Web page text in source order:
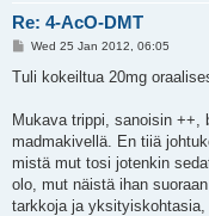
Re: 4-AcO-DMT
P
s
Wed 25 Jan 2012, 06:05
Tuli kokeiltua 20mg
Mukava trippi, sanoisin ++,
madmakivellä. En tiiä
mistä mut tosi jotenkin
olo, mut näistä ihan
tarkkoja ja